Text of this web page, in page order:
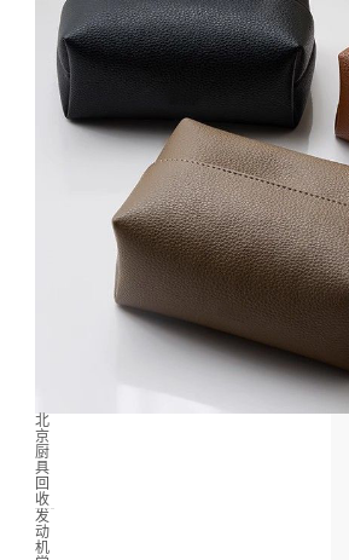
北
京
厨
具
回
收
发
动
机